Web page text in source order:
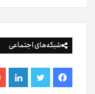
شبکه‌های اجتماعی
فیس توییتر